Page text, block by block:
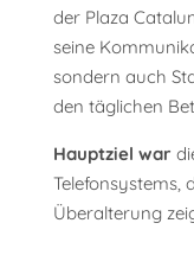
der Plaza
seine
sondern auch
den täglichen
Hauptziel war
Telefonsystems,
Überalterung